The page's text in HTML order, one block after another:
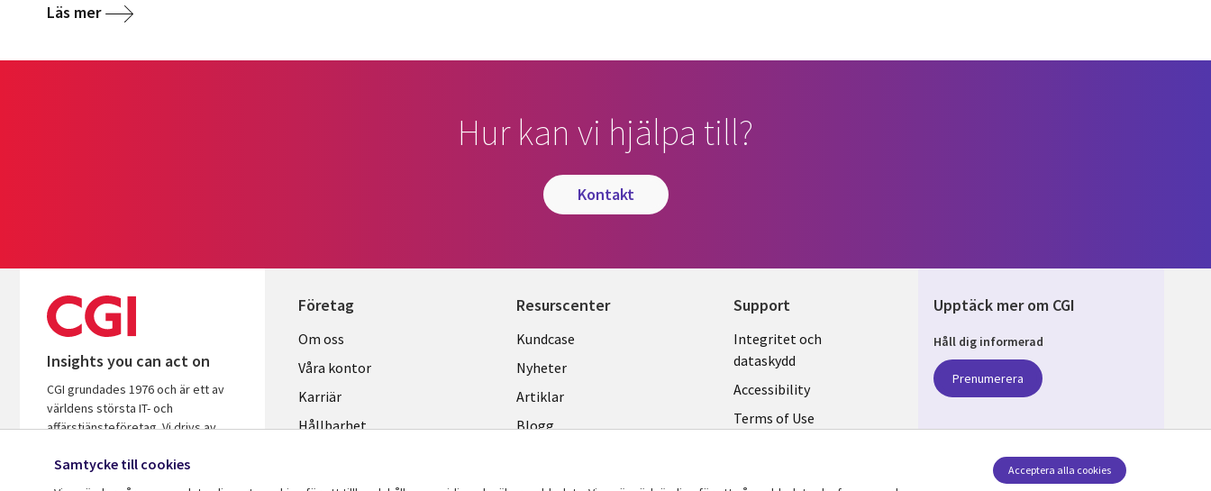
Läs mer
Hur kan vi hjälpa till?
kontakt
Insights you can act on
CGI grundades 1976 och är ett av
världens största IT- och
affärstjänsteföretag. Vi drivs av
hjälpa företag och organisationer att
öka avkastningen på sina
Företag
Useful
links
SWEDEN
Om oss
Våra kontor
Karriär
Hållbarhet
Resurscenter
Library
Links
SWEDEN
Kundcase
Nyheter
Artiklar
Blogg
Support
Legal
SWEDEN
Integritet och
dataskydd
Accessibility
Terms of Use
Upptäck mer om CGI
Håll dig informerad
Prenumerera
Samtycke till cookies Acceptera alla cookies